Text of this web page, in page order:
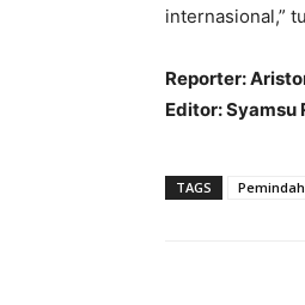
internasional,”
Reporter:
Editor: Syamsu
TAGS